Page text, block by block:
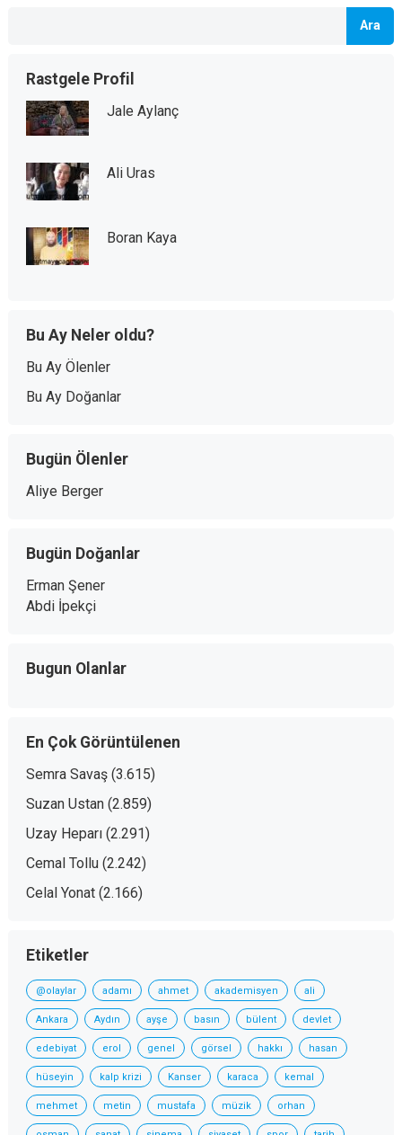
Ara
Rastgele Profil
Jale Aylanç
Ali Uras
Boran Kaya
Bu Ay Neler oldu?
Bu Ay Ölenler
Bu Ay Doğanlar
Bugün Ölenler
Aliye Berger
Bugün Doğanlar
Erman Şener
Abdi İpekçi
Bugun Olanlar
En Çok Görüntülenen
Semra Savaş (3.615)
Suzan Ustan (2.859)
Uzay Heparı (2.291)
Cemal Tollu (2.242)
Celal Yonat (2.166)
Etiketler
@olaylar adamı ahmet akademisyen ali
Ankara Aydın ayşe basın bülent devlet
edebiyat erol genel görsel hakkı hasan
hüseyin kalp krizi Kanser karaca kemal
mehmet metin mustafa müzik orhan